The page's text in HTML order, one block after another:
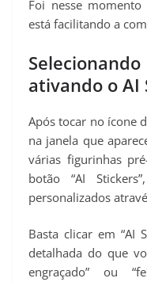
Foi nesse
está facilitando a
Selecionando
ativando o AI
Após tocar no ícone
na janela que
várias figurinhas
botão “AI
personalizados
Basta clicar em “AI
detalhada do que
engraçado” ou